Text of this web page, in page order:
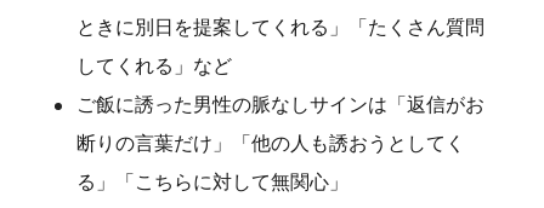
ときに別日を提案してくれる」「たくさん質問
してくれる」など
ご飯に誘った男性の脈なしサインは「返信がお
断りの言葉だけ」「他の人も誘おうとしてく
る」「こちらに対して無関心」